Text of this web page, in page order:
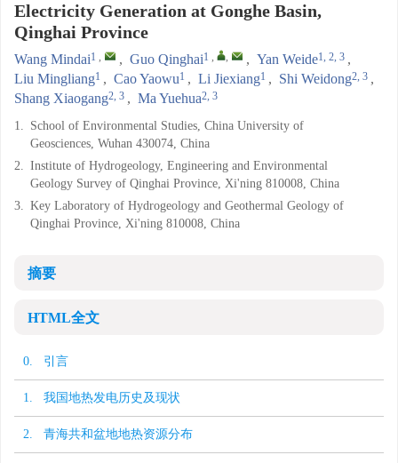
Electricity Generation at Gonghe Basin,
Qinghai Province
Wang Mindai1 , , Guo Qinghai1 , , , Yan Weide1, 2, 3 ,
Liu Mingliang1 , Cao Yaowu1 , Li Jiexiang1 , Shi Weidong2, 3 ,
Shang Xiaogang2, 3 , Ma Yuehua2, 3
1. School of Environmental Studies, China University of
Geosciences, Wuhan 430074, China
2. Institute of Hydrogeology, Engineering and Environmental
Geology Survey of Qinghai Province, Xi'ning 810008, China
3. Key Laboratory of Hydrogeology and Geothermal Geology of
Qinghai Province, Xi'ning 810008, China
摘要
HTML全文
0. 引言
1. 我国地热发电历史及现状
2. 青海共和盆地地热资源分布